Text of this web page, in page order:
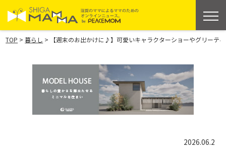
TOP >暮らし > 【週末のお出かけに♪】可愛いキャラクターショーやグリー
2026.06.2